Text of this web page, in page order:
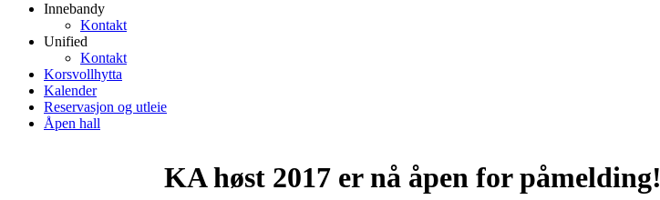
Innebandy
Kontakt
Unified
Kontakt
Korsvollhytta
Kalender
Reservasjon og utleie
Åpen hall
KA høst 2017 er nå åpen for påmelding!